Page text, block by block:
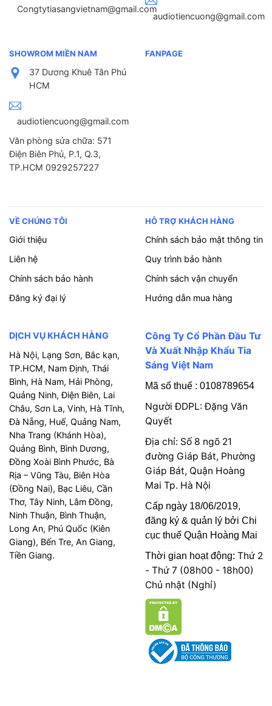
Congtytiasangvietnam@gmail.com
audiotiencuong@gmail.com
SHOWROM MIỀN NAM
37 Dương Khuê Tân Phú
HCM
audiotiencuong@gmail.com
Văn phòng sửa chữa: 571
Điện Biên Phủ, P.1, Q.3,
TP.HCM 0929257227
FANPAGE
VỀ CHÚNG TÔI
Giới thiệu
Liên hệ
Chính sách bảo hành
Đăng ký đại lý
HỖ TRỢ KHÁCH HÀNG
Chính sách bảo mật thông tin
Quy trình bảo hành
Chính sách vận chuyển
Hướng dẫn mua hàng
DỊCH VỤ KHÁCH HÀNG
Hà Nội, Lạng Sơn, Bắc kạn,
TP.HCM, Nam Định, Thái
Bình, Hà Nam, Hải Phòng,
Quảng Ninh, Điện Biên, Lai
Châu, Sơn La, Vinh, Hà Tĩnh,
Đà Nẵng, Huế, Quảng Nam,
Nha Trang (Khánh Hòa),
Quảng Bình, Bình Dương,
Đồng Xoài Bình Phước, Bà
Rịa – Vũng Tàu, Biên Hòa
(Đồng Nai), Bạc Liêu, Cần
Thơ, Tây Ninh, Lâm Đồng,
Ninh Thuận, Bình Thuận,
Long An, Phú Quốc (Kiên
Giang), Bến Tre, An Giang,
Tiền Giang.
Công Ty Cổ Phần Đầu Tư
Và Xuất Nhập Khẩu Tia
Sáng Việt Nam
Mã số thuế : 0108789654
Người ĐDPL: Đặng Văn
Quyết
Địa chỉ: Số 8 ngõ 21
đường Giáp Bát, Phường
Giáp Bát, Quận Hoàng
Mai Tp. Hà Nội
Cấp ngày 18/06/2019,
đăng ký & quản lý bởi Chi
cục thuế Quận Hoàng Mai
Thời gian hoạt động: Thứ 2
- Thứ 7 (08h00 - 18h00)
Chủ nhật (Nghỉ)